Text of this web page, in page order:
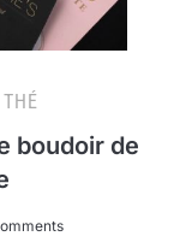
boudoir de